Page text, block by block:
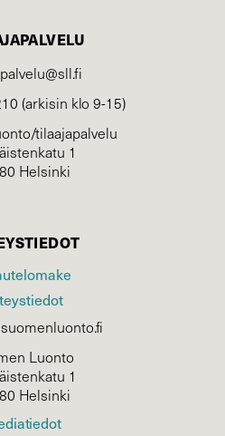
(arkisin klo 9-15)
tilaajapalvelu
1
Helsinki
Luonto
1
Helsinki